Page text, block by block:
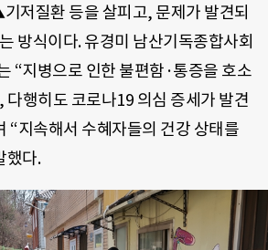
저질환 등을 살피고, 문제가 발견되
방식이다.유경미 남산기독종합사회
“지병으로 인한 불편함·통증을 호소
, 다행히도 코로나19 의심 증세가 발견
“지속해서 수혜자들의 건강 상태를
했다.